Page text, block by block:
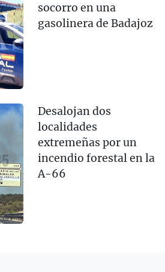
socorro en una
gasolinera de Badajoz
Desalojan dos
localidades
extremeñas por un
incendio forestal en la
A-66